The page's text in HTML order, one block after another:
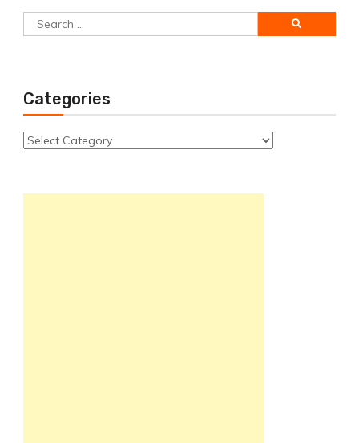
Search
for:
Categories
Categories